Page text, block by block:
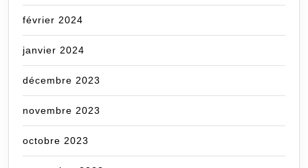
février 2024
janvier 2024
décembre 2023
novembre 2023
octobre 2023